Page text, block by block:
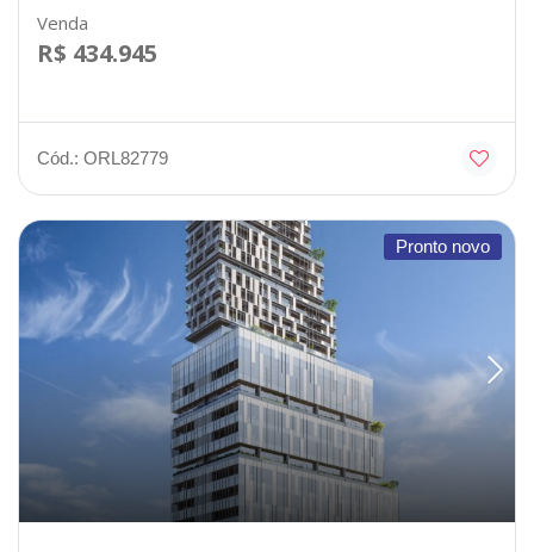
Venda
R$ 434.945
Cód.: ORL82779
Pronto novo